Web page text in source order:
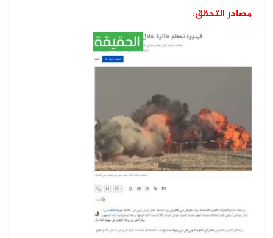
مصادر التحقق: